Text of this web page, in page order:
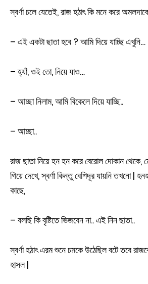
স্বর্ণা চলে যেতেই, রাজ হঠাৎ কি মনে করে
– এই একটা ছাতা হবে ? আমি দিয়ে যাচ্ছি এখুনি…
– হ্যাঁ, ওই তো, নিয়ে যাও…
– আচ্ছা নিলাম, আমি বিকেলে দিয়ে যাচ্ছি..
– আচ্ছা..
রাজ ছাতা নিয়ে হন হন করে বেরোল দোকান থেকে,
গিয়ে দেখে, স্বর্ণা কিন্তু বেশিদূর যায়নি তখনো |
কাছে,
– বলছি কি বৃষ্টিতে ভিজবেন না.. এই নিন ছাতা..
স্বর্ণা হঠাৎ এরম শুনে চমকে উঠেছিল বটে তবে
হাসল |